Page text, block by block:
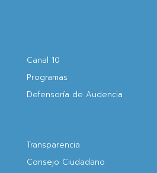
Canal 10
Programas
Defensoría de Audencia
Transparencia
Consejo Ciudadano